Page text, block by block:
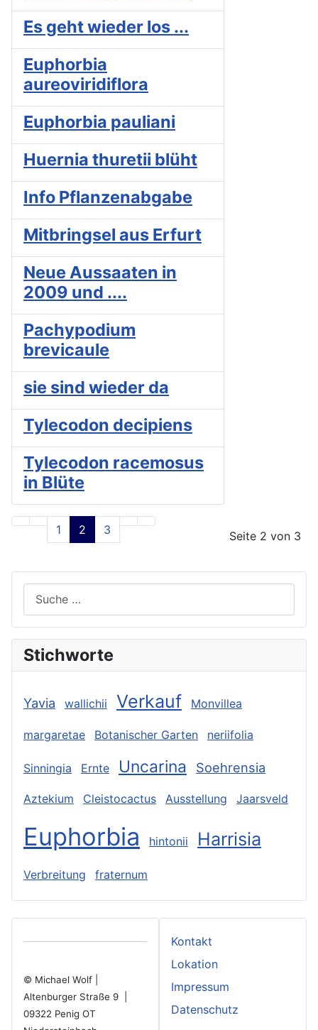
Es geht wieder los ...
Euphorbia
aureoviridiflora
Euphorbia pauliani
Huernia thuretii blüht
Info Pflanzenabgabe
Mitbringsel aus Erfurt
Neue Aussaaten in
2009 und ....
Pachypodium
brevicaule
sie sind wieder da
Tylecodon decipiens
Tylecodon racemosus
in Blüte
Seite 2 von 3
1 2 3
Stichworte
Yavia wallichii Verkauf Monvillea
margaretae Botanischer Garten neriifolia
Sinningia Ernte Uncarina Soehrensia
Aztekium Cleistocactus Ausstellung Jaarsveld
Euphorbia hintonii Harrisia
Verbreitung fraternum
© Michael Wolf |
Altenburger Straße 9 |
09322 Penig OT
Kontakt
Lokation
Impressum
Datenschutz